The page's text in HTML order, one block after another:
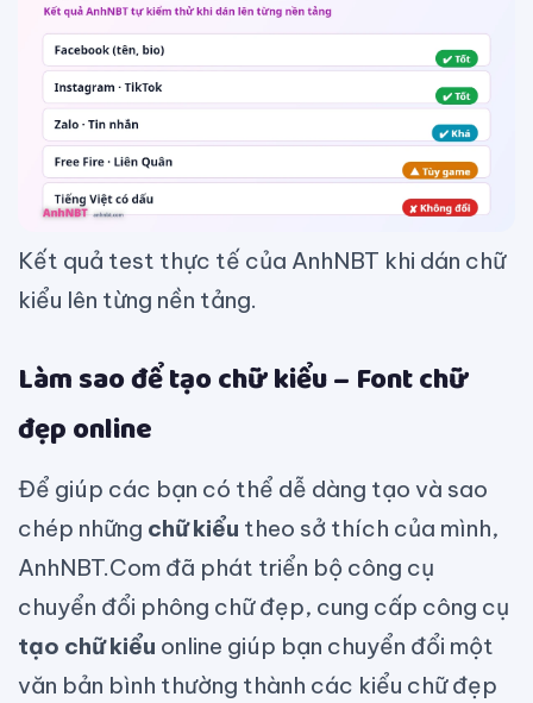
Kết quả test thực tế của AnhNBT khi dán chữ
kiểu lên từng nền tảng.
Làm sao để tạo chữ kiểu – Font chữ
đẹp online
Để giúp các bạn có thể dễ dàng tạo và sao
chép những chữ kiểu theo sở thích của mình,
AnhNBT.Com đã phát triển bộ công cụ
chuyển đổi phông chữ đẹp, cung cấp công cụ
tạo chữ kiểu online giúp bạn chuyển đổi một
văn bản bình thường thành các kiểu chữ đẹp